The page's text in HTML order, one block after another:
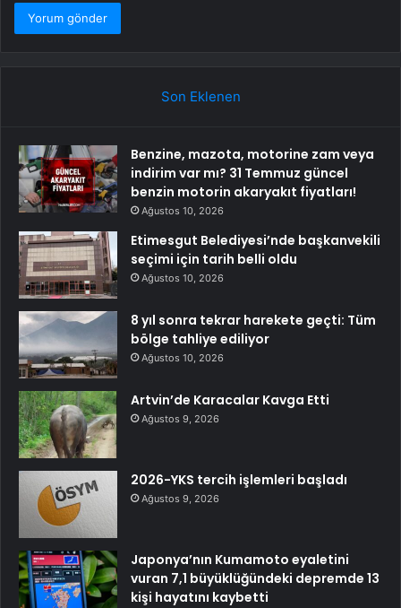
Son Eklenen
Benzine, mazota, motorine zam veya
indirim var mı? 31 Temmuz güncel
benzin motorin akaryakıt fiyatları!
Ağustos 10, 2026
Etimesgut Belediyesi’nde başkanvekili
seçimi için tarih belli oldu
Ağustos 10, 2026
8 yıl sonra tekrar harekete geçti: Tüm
bölge tahliye ediliyor
Ağustos 10, 2026
Artvin’de Karacalar Kavga Etti
Ağustos 9, 2026
2026-YKS tercih işlemleri başladı
Ağustos 9, 2026
Japonya’nın Kumamoto eyaletini
vuran 7,1 büyüklüğündeki depremde 13
kişi hayatını kaybetti